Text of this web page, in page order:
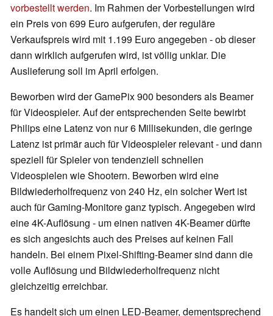
vorbestellt werden. Im Rahmen der Vorbestellungen wird
ein Preis von 699 Euro aufgerufen, der reguläre
Verkaufspreis wird mit 1.199 Euro angegeben - ob dieser
dann wirklich aufgerufen wird, ist völlig unklar. Die
Auslieferung soll im April erfolgen.
Beworben wird der GamePix 900 besonders als Beamer
für Videospieler. Auf der entsprechenden Seite bewirbt
Philips eine Latenz von nur 6 Millisekunden, die geringe
Latenz ist primär auch für Videospieler relevant - und dann
speziell für Spieler von tendenziell schnellen
Videospielen wie Shootern. Beworben wird eine
Bildwiederholfrequenz von 240 Hz, ein solcher Wert ist
auch für Gaming-Monitore ganz typisch. Angegeben wird
eine 4K-Auflösung - um einen nativen 4K-Beamer dürfte
es sich angesichts auch des Preises auf keinen Fall
handeln. Bei einem Pixel-Shifting-Beamer sind dann die
volle Auflösung und Bildwiederholfrequenz nicht
gleichzeitig erreichbar.
Es handelt sich um einen LED-Beamer, dementsprechend